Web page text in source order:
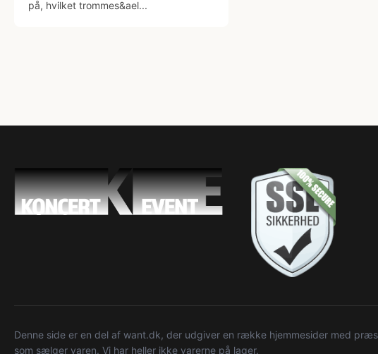
på, hvilket trommes&ael...
Denne side er en del af want.dk, der udgiver en række hjemmesider med
som sælger varen. Vi har heller ikke varerne på lager.